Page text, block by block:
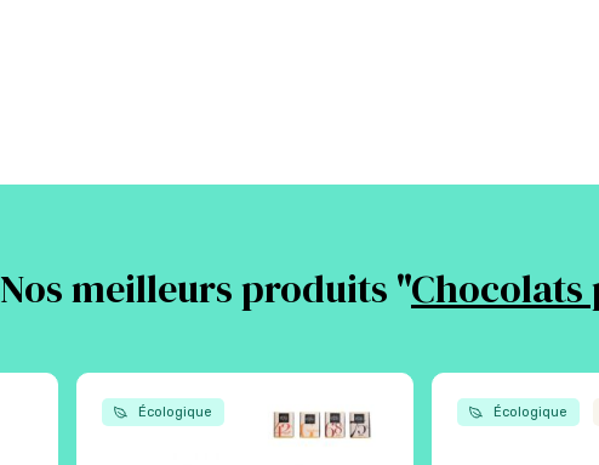
Nos meilleurs produits "Chocolats
Écologique Écologique